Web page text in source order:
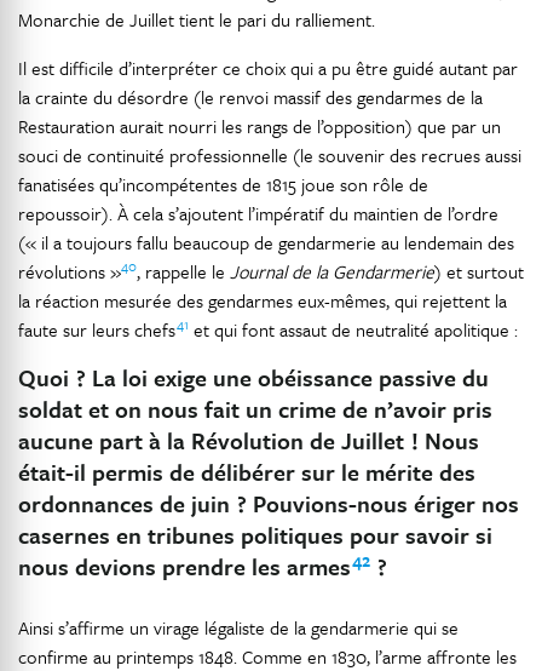
Monarchie de Juillet tient le pari du ralliement.
Il est difficile d’interpréter ce choix qui a pu être guidé autant par
la crainte du désordre (le renvoi massif des gendarmes de la
Restauration aurait nourri les rangs de l’opposition) que par un
souci de continuité professionnelle (le souvenir des recrues aussi
fanatisées qu’incompétentes de 1815 joue son rôle de
repoussoir). À cela s’ajoutent l’impératif du maintien de l’ordre
(« il a toujours fallu beaucoup de gendarmerie au lendemain des
révolutions »40, rappelle le Journal de la Gendarmerie) et surtout
la réaction mesurée des gendarmes eux-mêmes, qui rejettent la
faute sur leurs chefs41 et qui font assaut de neutralité apolitique :
Quoi ? La loi exige une obéissance passive du
soldat et on nous fait un crime de n’avoir pris
aucune part à la Révolution de Juillet ! Nous
était-il permis de délibérer sur le mérite des
ordonnances de juin ? Pouvions-nous ériger nos
casernes en tribunes politiques pour savoir si
nous devions prendre les armes42 ?
Ainsi s’affirme un virage légaliste de la gendarmerie qui se
confirme au printemps 1848. Comme en 1830, l’arme affronte les